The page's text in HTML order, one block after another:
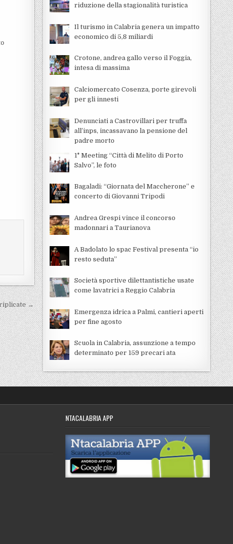
→
riduzione della stagionalità turistica
Il turismo in Calabria genera un impatto
economico di 5,8 miliardi
Crotone, andrea gallo verso il Foggia,
intesa di massima
Calciomercato Cosenza, porte girevoli
per gli innesti
Denunciati a Castrovillari per truffa
all’inps, incassavano la pensione del
padre morto
1° Meeting “Città di Melito di Porto
Salvo”, le foto
Bagaladi: “Giornata del Maccherone” e
concerto di Giovanni Tripodi
Andrea Grespi vince il concorso
madonnari a Taurianova
A Badolato lo spac Festival presenta “io
resto seduta”
Società sportive dilettantistiche usate
come lavatrici a Reggio Calabria
Emergenza idrica a Palmi, cantieri aperti
per fine agosto
Scuola in Calabria, assunzione a tempo
determinato per 159 precari ata
NTACALABRIA APP